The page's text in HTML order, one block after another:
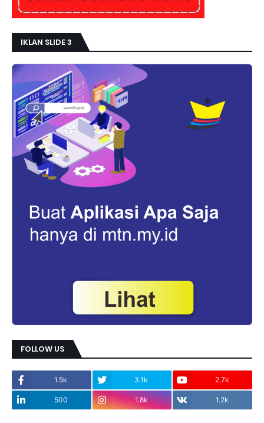
IKLAN SLIDE 3
FOLLOW US
1.5k 3.1k 2.7k
500 1.8k 1.2k